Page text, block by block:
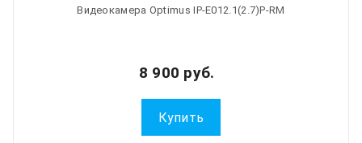
Видеокамера Optimus IP-E012.1(2.7)P-RM
8 900 руб.
Купить